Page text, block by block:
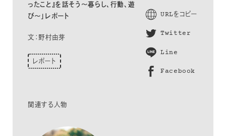
ったこと』を話そう〜暮らし、行動、遊
び〜」レポート
文：野村由芽
レポート
URLをコピー
Twitter
Line
Facebook
関連する人物